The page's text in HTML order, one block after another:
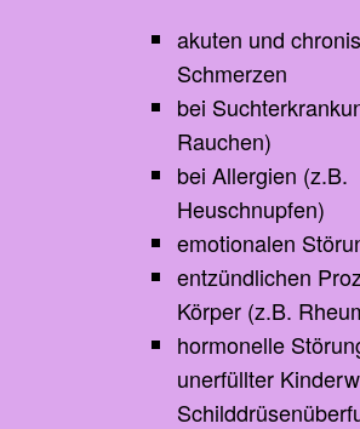
akuten und
Schmerzen
bei
Rauchen)
bei Allergien (z.B.
Heuschnupfen)
emotionalen
entzündlichen
Körper (z.B.
hormonelle
unerfüllter